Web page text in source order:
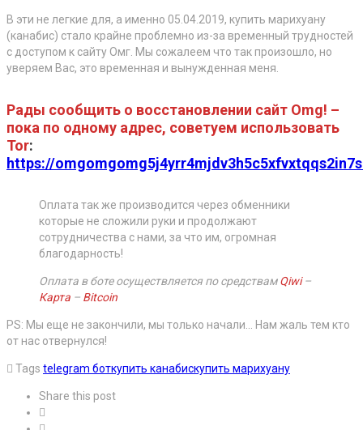
В эти не легкие для, а именно 05.04.2019, купить марихуану
(канабис) стало крайне проблемно из-за временный трудностей
с доступом к сайту Омг. Мы сожалеем что так произошло, но
уверяем Вас, это временная и вынужденная меня.
Рады сообщить о восстановлении сайт Omg! –
пока по одному адрес, советуем использовать
Tor:
https://
Оплата так же производится через обменники
которые не сложили руки и продолжают
сотрудничества с нами, за что им, огромная
благодарность!
Оплата в боте осуществляется по средствамQiwi–
Карта – Bitcoin
PS: Мы еще не закончили, мы только начали… Нам жаль тем кто
от нас отвернулся!
Tags telegram боткупить канабискупить марихуану
Share this post